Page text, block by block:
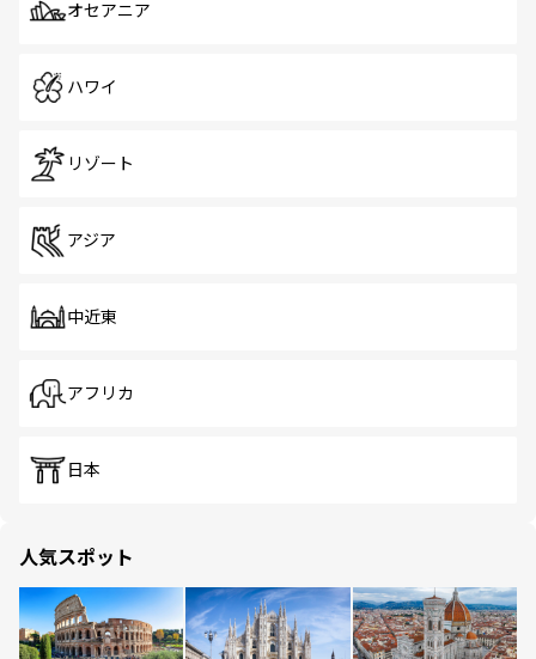
オセアニア
ハワイ
リゾート
アジア
中近東
アフリカ
日本
人気スポット